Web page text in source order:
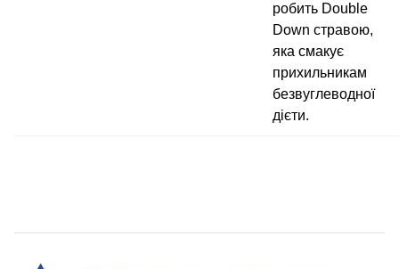
робить Double
Down стравою,
яка смакує
прихильникам
безвуглеводної
дієти.